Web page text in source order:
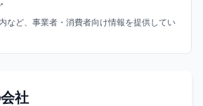
など、事業者・消費者向け情報を提供してい
社